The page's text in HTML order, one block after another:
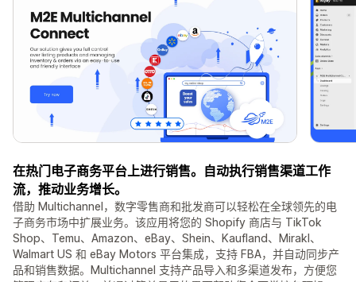
在热门电子商务平台上进行销售。自动执行销售渠道工作
流，推动业务增长。
借助 Multichannel，数字零售商和批发商可以轻松在全球领先的电
子商务市场中扩展业务。该应用将您的 Shopify 商店与 TikTok
Shop、Temu、Amazon、eBay、Shein、Kaufland、Mirakl、
Walmart US 和 eBay Motors 平台集成，支持 FBA，并自动同步产
品和销售数据。Multichannel 支持产品导入和多渠道发布，方便您